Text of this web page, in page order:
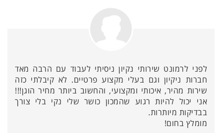
לפני לרמונט שירותי נקיון ניסיתי לעבוד עם הרבה מאד
חברות ניקיון וגם בעלי מקצוע פרטיים. לא קיבלתי כזה
שירות מהיר, איכותי ומקצועי, והחשוב ביותר מחיר הוגן!!!
אני יכול להיות רגוע שהמכון כושר שלי נקי בלי צורך
בבדיקות מיותרות.
מומלץ בחום!